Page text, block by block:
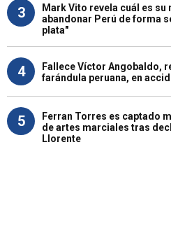
3
Mark Vito revela cuál es su
abandonar Perú de forma
plata"
4
Fallece Víctor Angobaldo,
farándula peruana, en
5
Ferran Torres es captado
de artes marciales tras
Llorente